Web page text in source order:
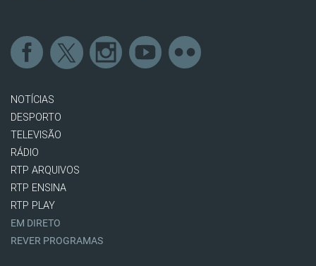
NOTÍCIAS
DESPORTO
TELEVISÃO
RÁDIO
RTP ARQUIVOS
RTP ENSINA
RTP PLAY
EM DIRETO
REVER PROGRAMAS